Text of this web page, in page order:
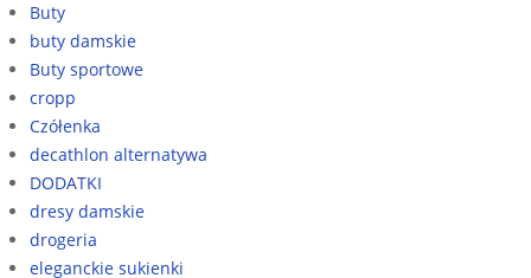
Buty
buty damskie
Buty sportowe
cropp
Czółenka
decathlon alternatywa
DODATKI
dresy damskie
drogeria
eleganckie sukienki